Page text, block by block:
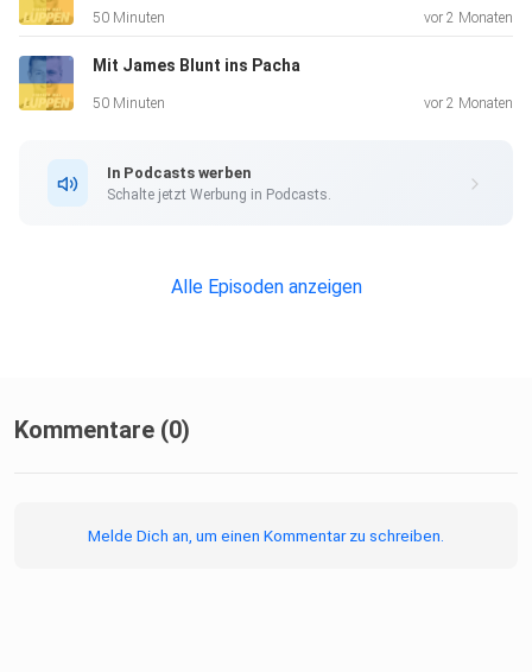
Auflaufprämien
schnelles
Geld. Viel Spaß bei einer neuen Episode von "Einfach mal
https://linktr.ee/EinfachmalLuppen Hörer*innenfragen, Lob
50 Minuten vor 2 Monaten
Mit James Blunt ins Pacha
50 Minuten vor 2 Monaten
In Podcasts werben
Schalte jetzt Werbung in Podcasts.
Alle Episoden anzeigen
Kommentare (0)
Melde Dich an, um einen Kommentar zu schreiben.